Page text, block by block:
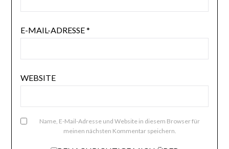
E-MAIL-ADRESSE*
WEBSITE
Name, E-Mail-Adresse und Website in diesem Browser für
meinen nächsten Kommentar speichern.